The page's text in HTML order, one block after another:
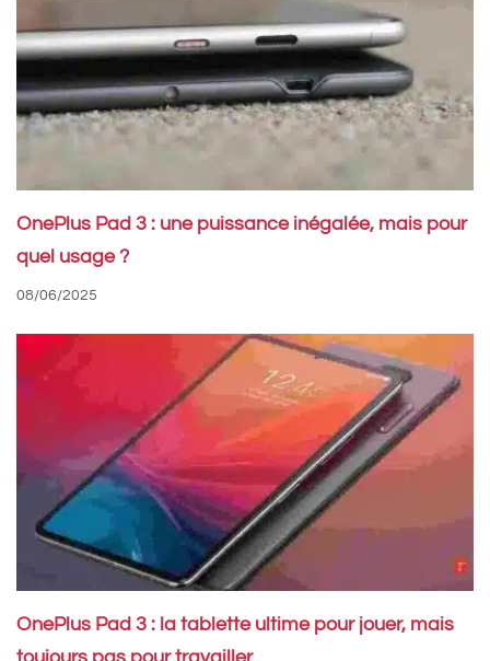
OnePlus Pad 3 : une puissance inégalée, mais pour
quel usage ?
08/06/2025
OnePlus Pad 3 : la tablette ultime pour jouer, mais